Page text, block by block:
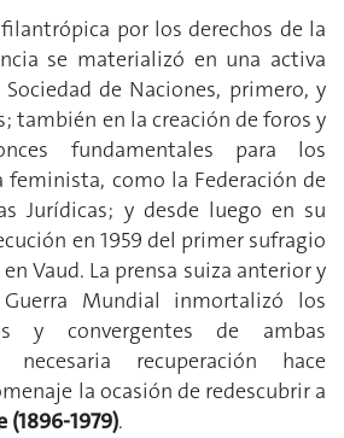
por los derechos de la
se materializó en una activa
de Naciones, primero, y
también en la creación de foros y
fundamentales para los
feminista, como la Federación de
Jurídicas; y desde luego en su
en 1959 del primer sufragio
Vaud. La prensa suiza anterior y
Mundial inmortalizó los
y convergentes de ambas
necesaria recuperación hace
la ocasión de redescubrir a
1979).